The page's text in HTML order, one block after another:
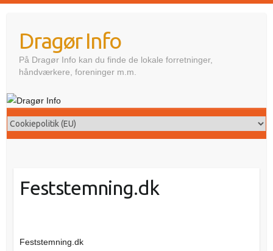
Dragør Info
På Dragør Info kan du finde de lokale forretninger,
håndværkere, foreninger m.m.
Feststemning.dk
Feststemning.dk